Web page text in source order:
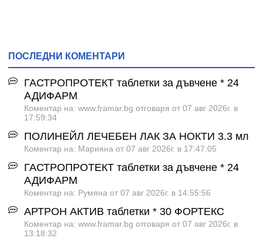
ПОСЛЕДНИ КОМЕНТАРИ
ГАСТРОПРОТЕКТ таблетки за дъвчене * 24
АДИФАРМ
Коментар на: www.framar.bg отговаря от 07 авг 2026г. в
17:59:34
ПОЛИНЕЙЛ ЛЕЧЕБЕН ЛАК ЗА НОКТИ 3.3 мл
Коментар на: Марияна от 07 авг 2026г. в 17:47:05
ГАСТРОПРОТЕКТ таблетки за дъвчене * 24
АДИФАРМ
Коментар на: Румяна от 07 авг 2026г. в 14:55:56
АРТРОН АКТИВ таблетки * 30 ФОРТЕКС
Коментар на: www.framar.bg отговаря от 07 авг 2026г. в
13:18:32